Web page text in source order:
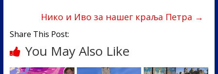
kНико и Иво за нашег краља Петра →
Share This Post:
You May Also Like